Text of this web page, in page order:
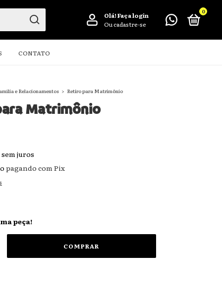
Olá!Faça login
Ou cadastre-se
0
CONTATO
e Relacionamentos > Retiro para Matrimônio
Matrimônio
sem juros
pagando com Pix
peça!